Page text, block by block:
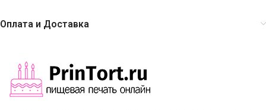
Оплата и Доставка